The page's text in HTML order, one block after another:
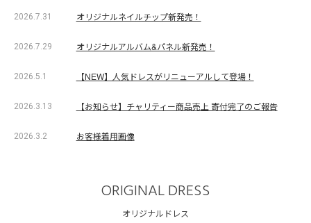
2026.7.31 オリジナルネイルチップ新発売！
2026.7.29 オリジナルアルバム&パネル新発売！
2026.5.1 【NEW】人気ドレスがリニューアルして登場！
2026.3.13 【お知らせ】チャリティー商品売上 寄付完了のご報告
2026.3.2 お客様着用画像
ORIGINAL DRESS
オリジナルドレス